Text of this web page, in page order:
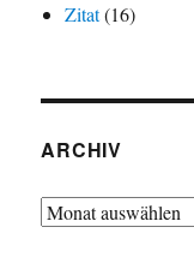
Zitat(16)
ARCHIV
Archiv